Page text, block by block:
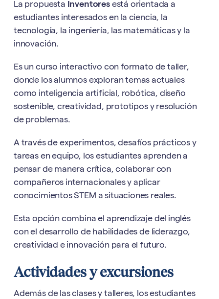
La propuesta Inventoresestá orientada a
estudiantes interesados en la ciencia, la
tecnología, la ingeniería, las matemáticas y la
innovación.
Es un curso interactivo con formato de taller,
donde los alumnos exploran temas actuales
como inteligencia artificial, robótica, diseño
sostenible, creatividad, prototipos y resolución
de problemas.
A través de experimentos, desafíos prácticos y
tareas en equipo, los estudiantes aprenden a
pensar de manera crítica, colaborar con
compañeros internacionales y aplicar
conocimientos STEM a situaciones reales.
Esta opción combina el aprendizaje del inglés
con el desarrollo de habilidades de liderazgo,
creatividad e innovación para el futuro.
Actividades y excursiones
Además de las clases y talleres, los estudiantes